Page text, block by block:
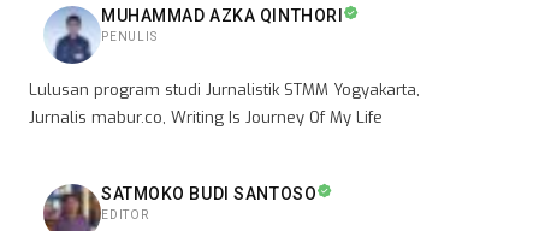
MUHAMMAD AZKA QINTHORI
PENULIS
Lulusan program studi Jurnalistik STMM Yogyakarta,
Jurnalis mabur.co, Writing Is Journey Of My Life
SATMOKO BUDI SANTOSO
EDITOR